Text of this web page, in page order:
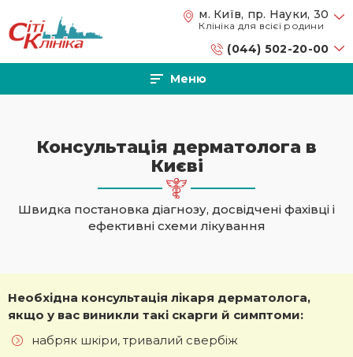
м. Київ, пр. Науки, 30
Клініка для всієї родини
(044) 502-20-00
Меню
Консультація дерматолога в
Києві
Швидка постановка діагнозу, досвідчені фахівці і
ефективні схеми лікування
Необхідна консультація лікаря дерматолога,
якщо у вас виникли такі скарги й симптоми:
набряк шкіри, тривалий свербіж